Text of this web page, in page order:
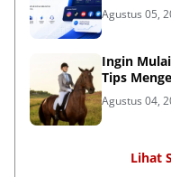
Agustus 05,
Ingin
Tips
Agustus 04,
Lihat